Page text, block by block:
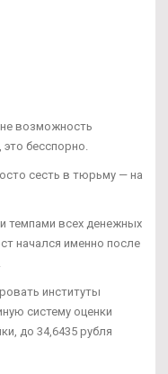
возможность
это бесспорно.
сесть в тюрьму — на
темпами всех денежных
начался именно после
институты
систему оценки
до 34,6435 рубля